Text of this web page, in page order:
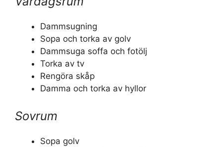
Dammsugning
Sopa och torka av golv
Dammsuga soffa och fotölj
Torka av tv
Rengöra skåp
Damma och torka av hyllor
Sovrum
Sopa golv